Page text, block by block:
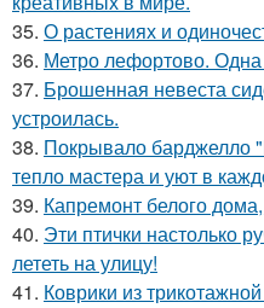
35. О растениях и
36. Метро лефортово.
37. Брошенная невеста
устроилась.
38. Покрывало барджелло
тепло мастера и уют в
39. Капремонт белого
40. Эти птички настолько
лететь на улицу!
41. Коврики из